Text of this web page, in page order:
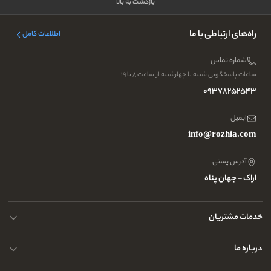
بازگشت به بالا
راه‌های ارتباطی با ما اطلاعات کامل
شماره تماس
ساعات پاسخگویی شنبه تا چهارشنبه از ساعت ۸ تا ۱۹
09378252543
ایمیل
info@rozhia.com
آدرس پستی
اراک - جهان پناه
خدمات مشتریان
حریم خصوصی کاربران
درباره ما